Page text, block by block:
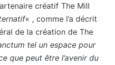
créatif The Mill
« , comme l’a décrit
de la création de The
tel un espace pour
que peut être l’avenir du